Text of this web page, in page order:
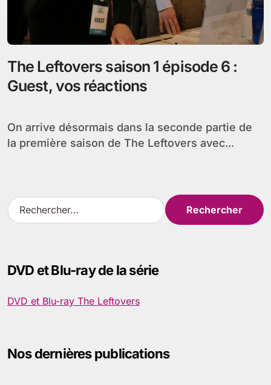
The Leftovers saison 1 épisode 6 :
Guest, vos réactions
On arrive désormais dans la seconde partie de
la première saison de The Leftovers avec...
R
e
r
h
e
:
DVD et Blu-ray de la série
DVD et Blu-ray The Leftovers
Nos dernières publications